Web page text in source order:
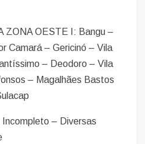
ZONA OESTE I: Bangu –
Camará – Gericinó – Vila
– Deodoro – Vila
– Magalhães Bastos
– Diversas